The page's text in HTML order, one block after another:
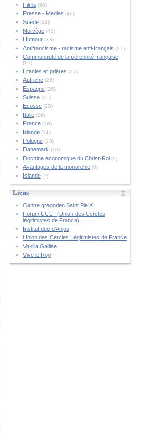
Films (50)
Presse - Medias (46)
Suède(44)
Norvège(42)
Humour(33)
Antifrancisme - racisme anti-français (27)
Communauté de la pérennité française
(27)
Litanies et prières (27)
Autriche(26)
Espagne(26)
Suisse(25)
Ecosse(20)
Italie(19)
France(18)
Irlande(14)
Pologne(13)
Danemark (10)
Doctrine économique du Christ-Roi(9)
Avantages de la monarchie(8)
Islande(7)
Liens
Centre grégorien Saint Pie X
Forum UCLF (Union des Cercles
légitimistes de France)
Institut duc d'Anjou
Union des Cercles Légitimistes de France
Vexilla Galliae
Vive le Roy